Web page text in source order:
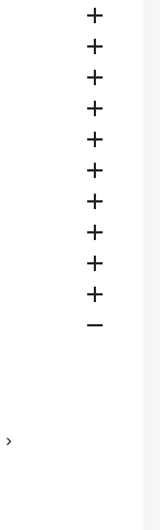











